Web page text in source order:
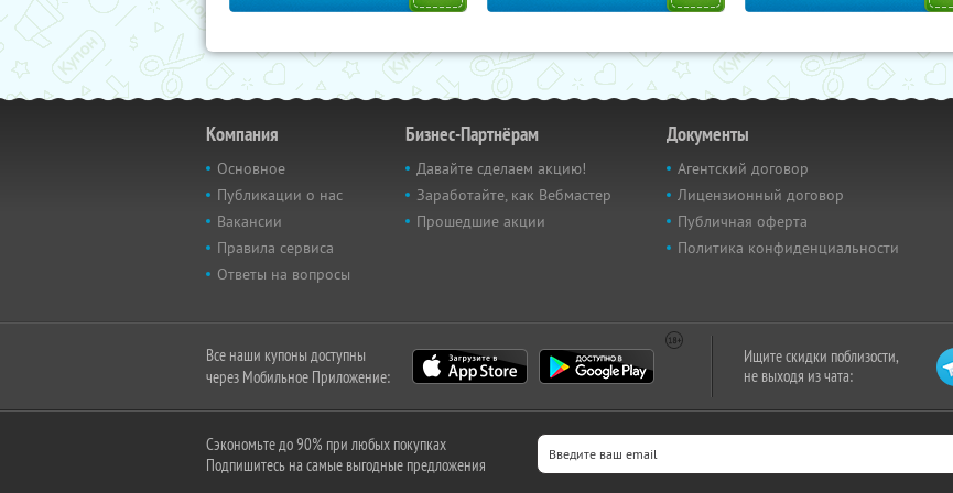
Компания
Основное
Публикации о нас
Вакансии
Правила сервиса
Ответы на вопросы
Бизнес-Партнёрам
Давайте сделаем акцию!
Заработайте, как Вебмастер
Прошедшие акции
Документы
Агентский договор
Лицензионный договор
Публичная оферта
Политика конфиденциальности
Все наши купоны доступны
через Мобильное Приложение:
Ищите скидки поблизости,
не выходя из чата:
Сэкономьте до 90% при любых покупках
Подпишитесь на самые выгодные предложения